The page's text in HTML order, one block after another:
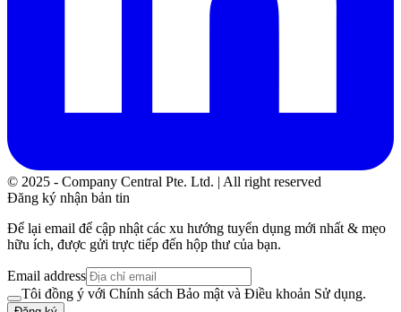
© 2025 - Company Central Pte. Ltd. | All right reserved
Đăng ký nhận bản tin
Để lại email để cập nhật các xu hướng tuyển dụng mới nhất & mẹo
hữu ích, được gửi trực tiếp đến hộp thư của bạn.
Email address
Tôi đồng ý với Chính sách Bảo mật và Điều khoản Sử dụng.